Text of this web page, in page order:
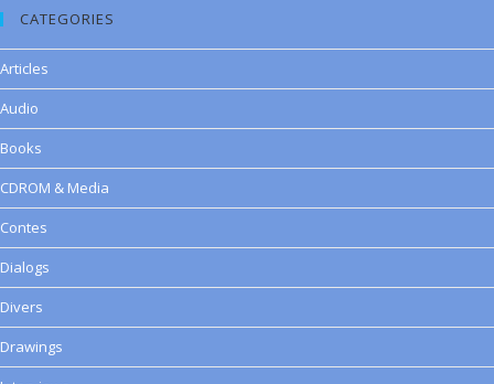
CATEGORIES
Articles
Audio
Books
CDROM & Media
Contes
Dialogs
Divers
Drawings